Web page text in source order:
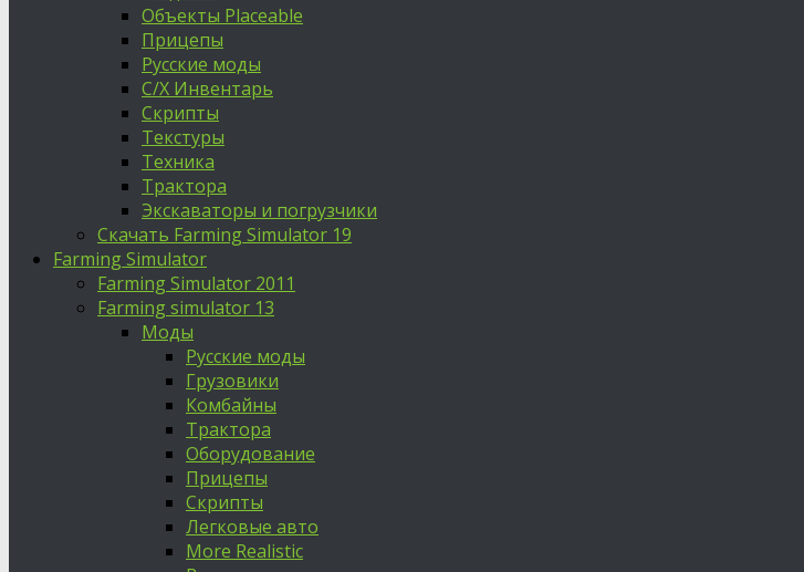
Объекты Placeable
Прицепы
Русские моды
С/Х Инвентарь
Скрипты
Текстуры
Техника
Трактора
Экскаваторы и погрузчики
Скачать Farming Simulator 19
Farming Simulator
Farming Simulator 2011
Farming simulator 13
Моды
Русские моды
Грузовики
Комбайны
Трактора
Оборудование
Прицепы
Скрипты
Легковые авто
More Realistic